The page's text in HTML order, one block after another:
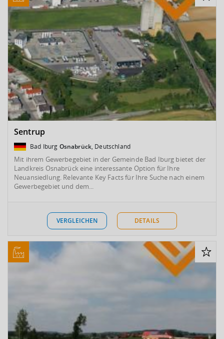
Sentrup
Bad Iburg Osnabrück, Deutschland
Mit ihrem Gewerbegebiet in der Gemeinde Bad Iburg bietet der
Landkreis Osnabrück eine interessante Option für Ihre
Neuansiedlung. Relevante Key Facts für Ihre Suche nach einem
Gewerbegebiet und dem...
VERGLEICHEN DETAILS